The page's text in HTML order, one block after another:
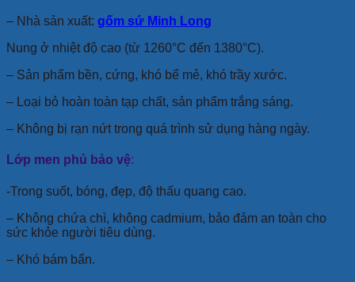
– Nhà sản xuất: gốm sứ Minh Long
Nung ở nhiệt độ cao (từ 1260°C đến 1380°C).
– Sản phẩm bền, cứng, khó bể mẻ, khó trầy xước.
– Loại bỏ hoàn toàn tạp chất, sản phẩm trắng sáng.
– Không bị rạn nứt trong quá trình sử dụng hàng ngày.
Lớp men phủ bảo vệ:
-Trong suốt, bóng, đẹp, độ thấu quang cao.
– Không chứa chì, không cadmium, bảo đảm an toàn cho
sức khỏe người tiêu dùng.
– Khó bám bẩn.